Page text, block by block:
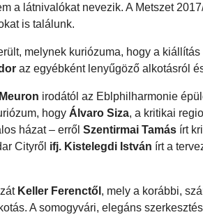
a látnivalókat nevezik. A Metszet
is találunk.
melynek kuriózuma, hogy a
az egyébként lenyűgöző alkotásról
irodától az Eblphilharmonie
hogy Álvaro Siza, a kritikai
házat – erről Szentirmai Tamás írt
Cityről ifj. Kistelegdi István írt a
Keller Ferenctől , mely a korábbi,
A somogyvári, elegáns